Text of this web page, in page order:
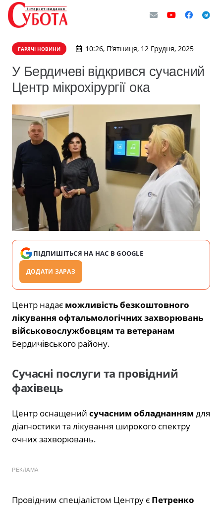
ГАРЯЧІ НОВИНИ 10:26, П’ятниця, 12 Грудня, 2025
У Бердичеві відкрився сучасний
Центр мікрохірургії ока
ПІДПИШІТЬСЯ НА НАС В GOOGLE
ДОДАТИ ЗАРАЗ
Центр надає можливість безкоштовного
лікування офтальмологічних захворювань
військовослужбовцям та ветеранам
Бердичівського району.
Сучасні послуги та провідний
фахівець
Центр оснащений сучасним обладнанням для
діагностики та лікування широкого спектру
очних захворювань.
РЕКЛАМА
Провідним спеціалістом Центру є Петренко